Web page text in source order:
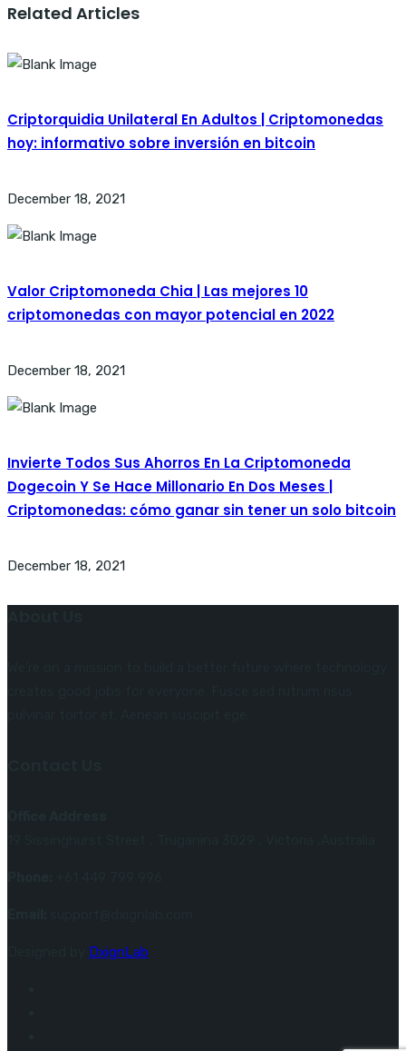
Related Articles
Criptorquidia Unilateral En Adultos | Criptomonedas
hoy: informativo sobre inversión en bitcoin
December 18, 2021
Valor Criptomoneda Chia | Las mejores 10
criptomonedas con mayor potencial en 2022
December 18, 2021
Invierte Todos Sus Ahorros En La Criptomoneda
Dogecoin Y Se Hace Millonario En Dos Meses |
Criptomonedas: cómo ganar sin tener un solo bitcoin
December 18, 2021
DxignLab